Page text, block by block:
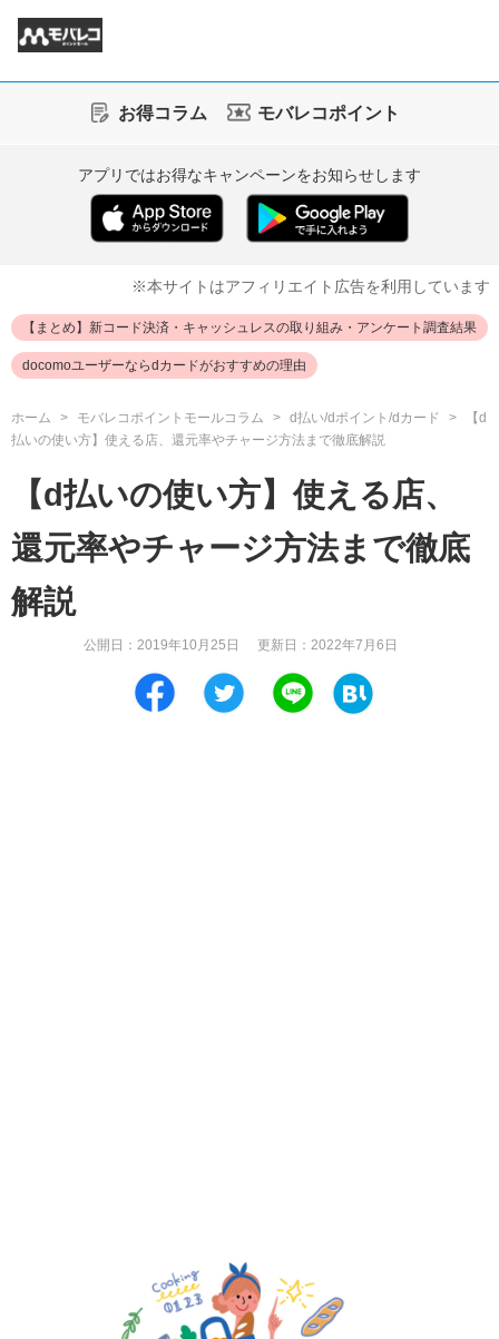
お得コラム モバレコポイント
アプリではお得なキャンペーンをお知らせします
※本サイトはアフィリエイト広告を利用しています
【まとめ】新コード決済・キャッシュレスの取り組み・アンケート調査結果
docomoユーザーならdカードがおすすめの理由
ホーム モバレコポイントモールコラム d払い/dポイント/dカード
【d
払いの使い方】使える店、還元率やチャージ方法まで徹底解説
【d払いの使い方】使える店、
還元率やチャージ方法まで徹底
解説
公開日： 2019年10月25日 更新日： 2022年7月6日